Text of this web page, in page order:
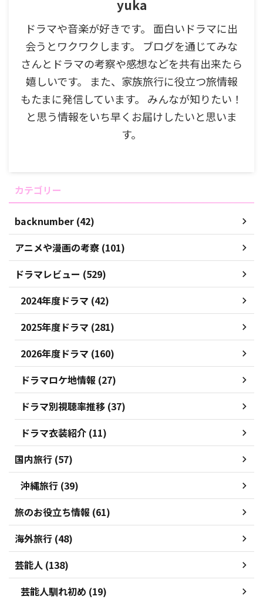
yuka
ドラマや音楽が好きです。 面白いドラマに出
会うとワクワクします。 ブログを通じてみな
さんとドラマの考察や感想などを共有出来たら
嬉しいです。 また、家族旅行に役立つ旅情報
もたまに発信しています。 みんなが知りたい！
と思う情報をいち早くお届けしたいと思いま
す。
カテゴリー
backnumber (42)
アニメや漫画の考察 (101)
ドラマレビュー (529)
2024年度ドラマ (42)
2025年度ドラマ (281)
2026年度ドラマ (160)
ドラマロケ地情報 (27)
ドラマ別視聴率推移 (37)
ドラマ衣装紹介 (11)
国内旅行 (57)
沖縄旅行 (39)
旅のお役立ち情報 (61)
海外旅行 (48)
芸能人 (138)
芸能人馴れ初め (19)